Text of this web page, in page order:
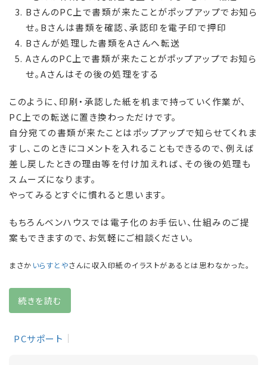
BさんのPC上で書類が来たことがポップアップでお知ら
せ。Bさんは書類を確認、承認印を電子印で押印
Bさんが処理した書類をAさんへ転送
AさんのPC上で書類が来たことがポップアップでお知ら
せ。Aさんはその後の処理をする
このように、印刷・承認した紙を机まで持っていく作業が、
PC上での転送に置き換わっただけです。
自分宛ての書類が来たことはポップアップで知らせてくれま
すし、このときにコメントを入れることもできるので、例えば
差し戻したときの理由等を付け加えれば、その後の処理も
スムーズになります。
やってみるとすぐに慣れると思います。
もちろんベンハウスでは電子化のお手伝い、仕組みのご提
案もできますので、お気軽にご相談ください。
まさか いらすとやさんに収入印紙のイラストがあるとは思わなかった。
続きを読む
PCサポート